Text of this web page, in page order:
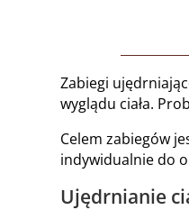
Zabiegi
wyglądu ciała.
Celem zabiegów
indywidualnie do
Ujędrnianie